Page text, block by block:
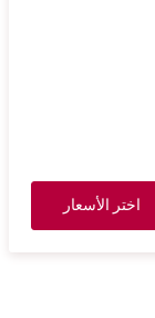
اختر الأسعار